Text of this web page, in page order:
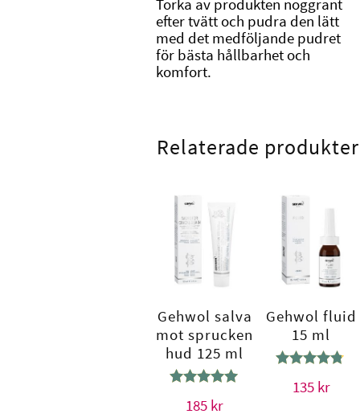
Torka av produkten noggrant
efter tvätt och pudra den lätt
med det medföljande pudret
för bästa hållbarhet och
komfort.
Relaterade produkter
Gehwol salva
mot sprucken
hud 125 ml
5.00
185 kr
Gehwol fluid
15 ml
4.64
135 kr